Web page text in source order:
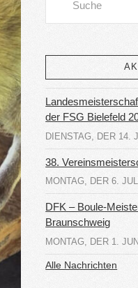
der FSG Bielefeld
DIENSTAG, DER 14.
38.
MONTAG, DER 6.
DFK – Boule-
Braunschweig
MONTAG, DER 1.
Alle Nachrichten